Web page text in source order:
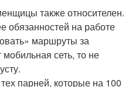
также относителен.
обязанностей на работе
маршруты за
мобильная сеть, то не
парней, которые на 100